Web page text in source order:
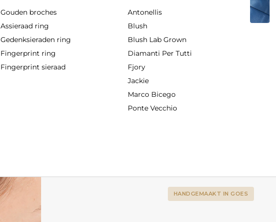
Gouden broches
Assieraad ring
Gedenksieraden ring
Fingerprint ring
Fingerprint sieraad
Antonellis
Blush
Blush Lab Grown
Diamanti Per Tutti
Fjory
Jackie
Marco Bicego
Ponte Vecchio
HANDGEMAAKT IN GOES